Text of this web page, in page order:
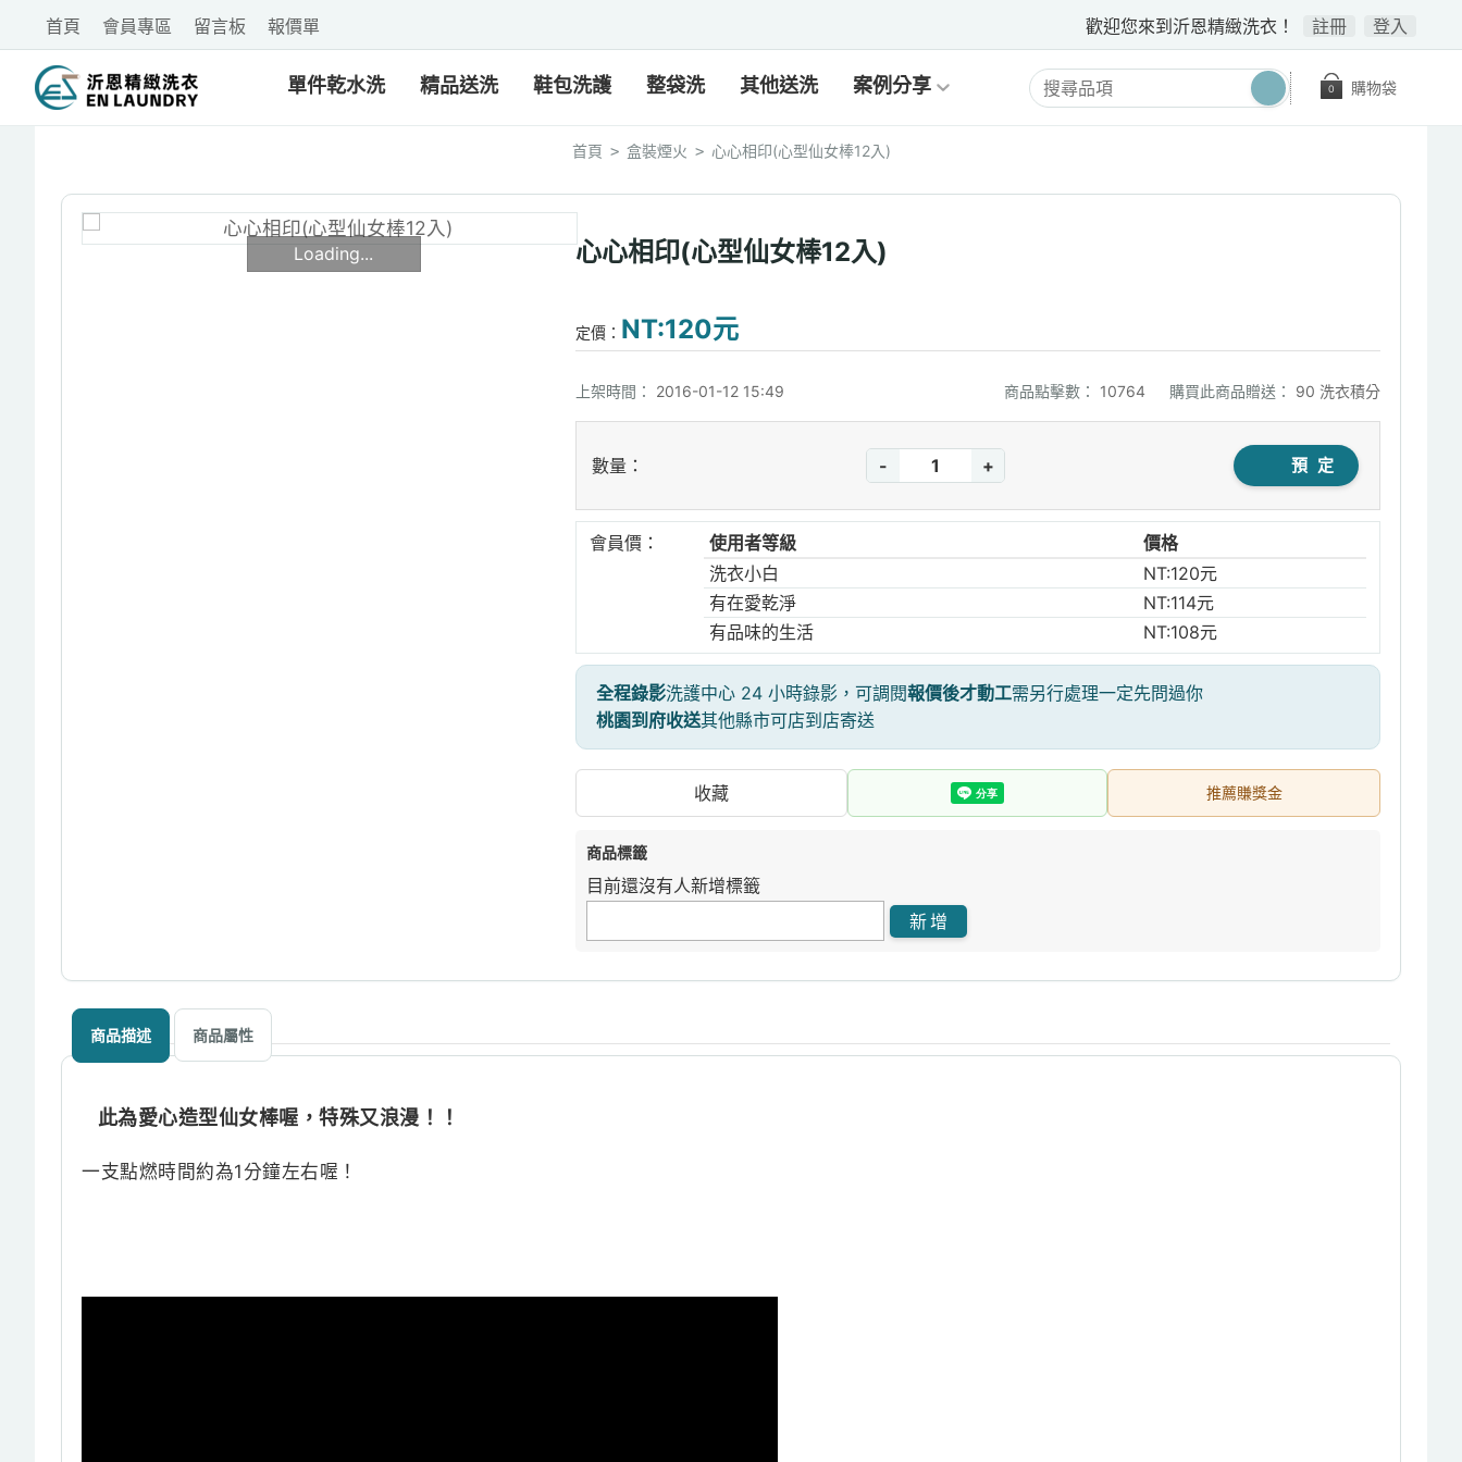
歡迎您來到沂恩精緻洗衣！ 註冊 登入
首頁 會員專區 留言板 報價單
單件乾水洗 精品送洗 鞋包洗護 整袋洗 其他送洗 案例分享 購物袋
0
首頁 > 盒裝煙火 > 心心相印(心型仙女棒12入)
心心相印(心型仙女棒12入)
定價： NT:120元
上架時間： 2016-01-12 15:49 商品點擊數： 10764 購買此商品贈送： 90 洗衣積分
數量： - + 預 定
會員價： 使用者等級
價格
洗衣小白
NT:120元
有在愛乾淨
NT:114元
有品味的生活
NT:108元
全程錄影洗護中心 24 小時錄影，可調閱報價後才動工需另行處理一定先問過你
桃園到府收送其他縣市可店到店寄送
收藏 推薦賺獎金
商品標籤
目前還沒有人新增標籤
Loading...
商品描述 商品屬性
此為愛心造型仙女棒喔，特殊又浪漫！！
一支點燃時間約為1分鐘左右喔！